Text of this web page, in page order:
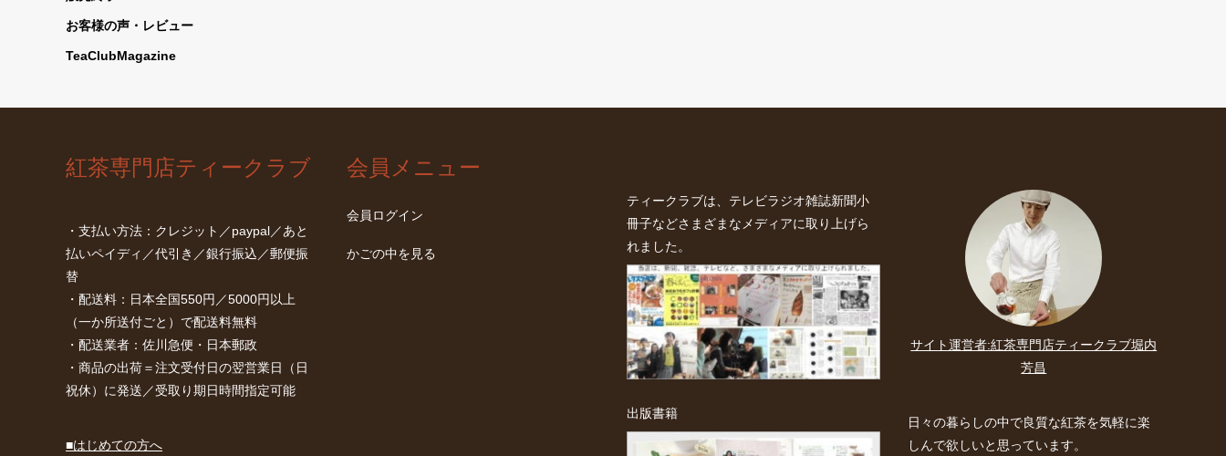
お客様の声・レビュー
TeaClubMagazine
紅茶専門店ティークラブ
・支払い方法：クレジット／paypal／あと
払いペイディ／代引き／銀行振込／郵便振
替
・配送料：日本全国550円／5000円以上
（一か所送付ごと）で配送料無料
・配送業者：佐川急便・日本郵政
・商品の出荷＝注文受付日の翌営業日（日
祝休）に発送／受取り期日時間指定可能
■はじめての方へ
会員メニュー
会員ログイン
かごの中を見る
ティークラブは、テレビラジオ雑誌新聞小
冊子などさまざまなメディアに取り上げら
れました。
出版書籍
サイト運営者:紅茶専門店ティークラブ堀内
芳昌
日々の暮らしの中で良質な紅茶を気軽に楽
しんで欲しいと思っています。